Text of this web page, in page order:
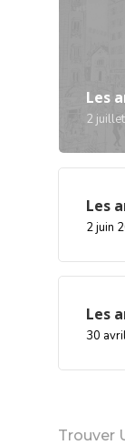
Les
2
Les
2 juin
Les
30
Trouver